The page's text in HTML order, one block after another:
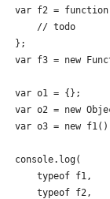
var f2 =
    // todo
};
var f3 = new
var o1 = {};
var o2 = new
var o3 = new
console.log(
    typeof f1,
    typeof f2,